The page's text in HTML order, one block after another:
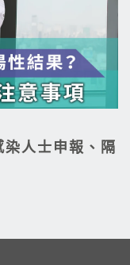
染人士申報、隔